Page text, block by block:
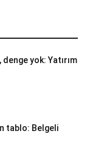
yok: Yatırım
tablo: Belgeli